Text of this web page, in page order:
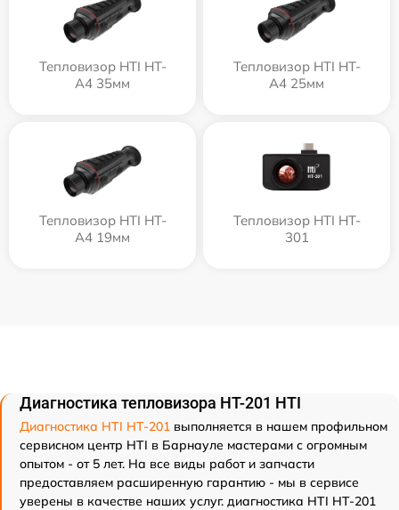
Тепловизор HTI HT-
A4 35мм
Тепловизор HTI HT-
A4 25мм
Тепловизор HTI HT-
A4 19мм
Тепловизор HTI HT-
301
Диагностика тепловизора HT-201 HTI
Диагностика HTI HT-201 выполняется в нашем профильном
сервисном центр HTI в Барнауле мастерами с огромным
опытом - от 5 лет. На все виды работ и запчасти
предоставляем расширенную гарантию - мы в сервисе
уверены в качестве наших услуг. диагностика HTI HT-201